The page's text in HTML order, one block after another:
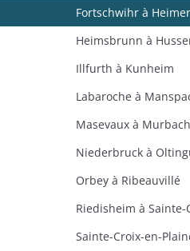
Fortschwihr à
Heimsbrunn à
Illfurth à Kunheim
Labaroche à
Masevaux à Murbach
Niederbruck à
Orbey à Ribeauvillé
Riedisheim à
Sainte-Croix-en-